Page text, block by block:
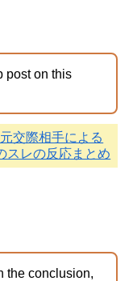
post on this
交際相手による
スレの反応まとめ
the conclusion,